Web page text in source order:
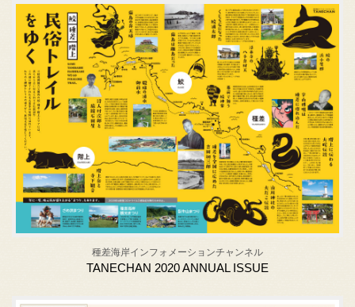
種差海岸インフォメーションチャンネル
TANECHAN 2020 ANNUAL ISSUE